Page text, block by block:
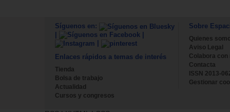
Síguenos en:
|
|
Enlaces rápidos a temas de interés
Tienda
Bolsa de trabajo
Actualidad
Cursos y congresos
Sobre
Quienes
Aviso Legal
Colabora con
Contacta
ISSN 2013-
Gestionar